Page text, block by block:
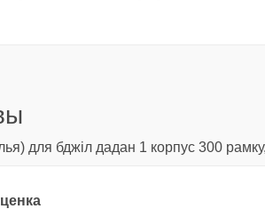
для бджіл дадан 1 корпус 300